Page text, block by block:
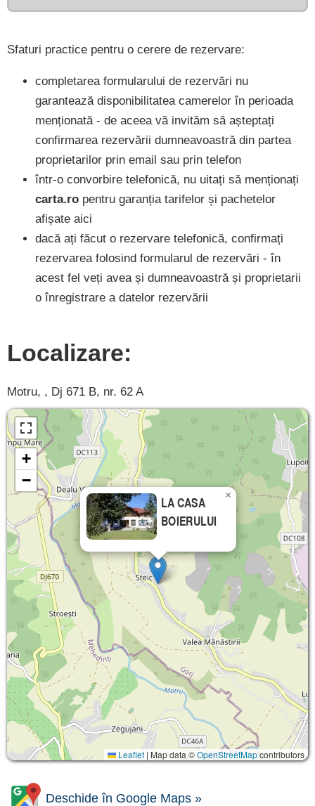
Sfaturi practice pentru o cerere de rezervare:
completarea formularului de rezervări nu
garantează disponibilitatea camerelor în perioada
menționată - de aceea vă invităm să așteptați
confirmarea rezervării dumneavoastră din partea
proprietarilor prin email sau prin telefon
într-o convorbire telefonică, nu uitați să menționați
carta.ro pentru garanția tarifelor și pachetelor
afișate aici
dacă ați făcut o rezervare telefonică, confirmați
rezervarea folosind formularul de rezervări - în
acest fel veți avea și dumneavoastră și proprietarii
o înregistrare a datelor rezervării
Localizare:
Motru, , Dj 671 B, nr. 62 A
LA CASA
BOIERULUI
×
+
−
Leaflet | Map data ©OpenStreetMapcontributors
Deschide în Google Maps »